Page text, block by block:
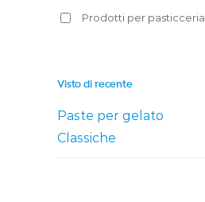
Prodotti per pasticceria
Visto di recente
Paste per gelato
Classiche